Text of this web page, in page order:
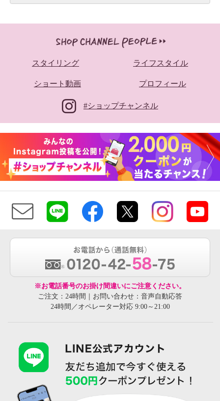
スタイリング ライフスタイル
ショート動画 プロフィール
#ショップチャンネル
※お電話番号のお掛け間違いにご注意ください。
ご注文：24時間｜お問い合わせ：音声自動応答
24時間／オペレーター対応 9:00～21:00